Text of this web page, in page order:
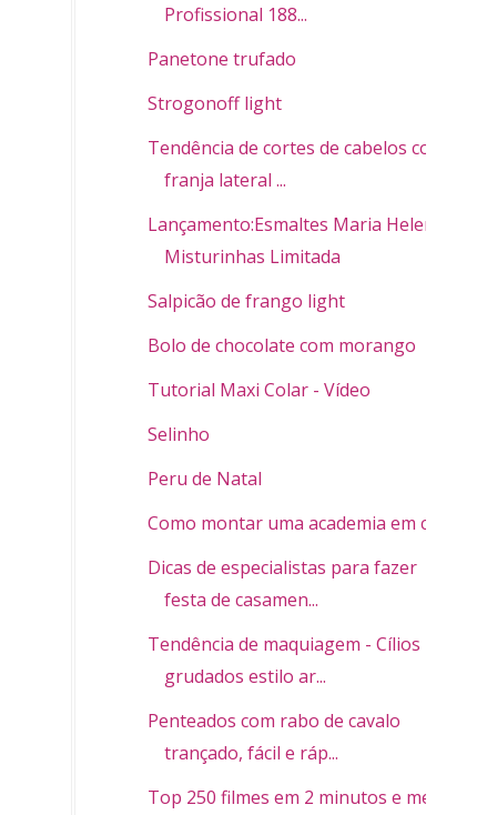
Profissional 188...
Panetone trufado
Strogonoff light
Tendência de cortes de cabelos com
franja lateral ...
Lançamento:Esmaltes Maria Helena
Misturinhas Limitada
Salpicão de frango light
Bolo de chocolate com morango
Tutorial Maxi Colar - Vídeo
Selinho
Peru de Natal
Como montar uma academia em casa
Dicas de especialistas para fazer
festa de casamen...
Tendência de maquiagem - Cílios
grudados estilo ar...
Penteados com rabo de cavalo
trançado, fácil e ráp...
Top 250 filmes em 2 minutos e meio -